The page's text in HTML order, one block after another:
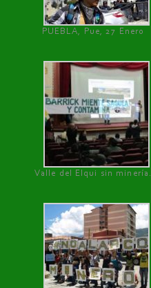
PUEBLA, Pue, 27 Enero
Valle del Elqui sin minería.